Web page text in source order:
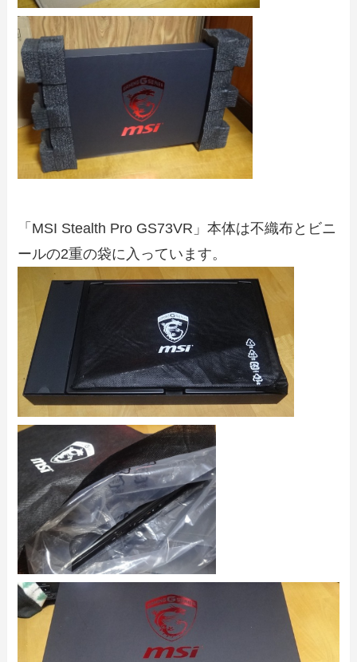
「MSI Stealth Pro GS73VR」本体は不織布とビニ
ールの2重の袋に入っています。